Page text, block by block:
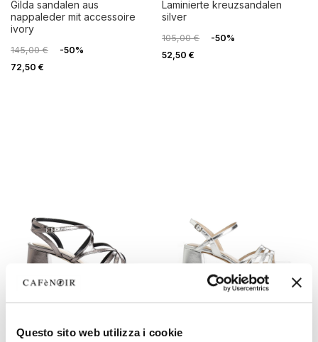
Questo sito web utilizza i cookie
gilda sandalen aus
nappaleder mit accessoire
ivory
145,00 €
-50%
72,50 €
laminierte kreuzsandalen
silver
105,00 €
-50%
52,50 €